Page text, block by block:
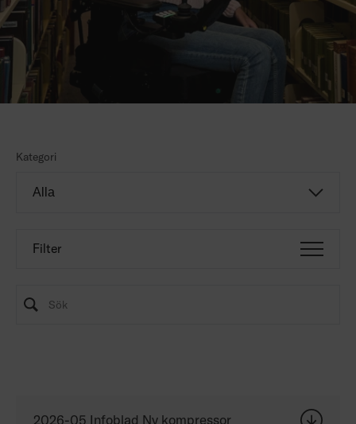
Kategori
Filter
2026-05 Infoblad Ny kompressor